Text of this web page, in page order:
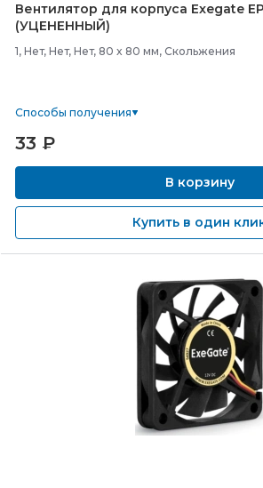
Вентилятор для корпуса Exegate
(УЦЕНЕННЫЙ)
1, Нет, Нет, Нет, 80 x 80 мм, Скольжения
Способы получения
33 ₽
В корзину
Купить в один